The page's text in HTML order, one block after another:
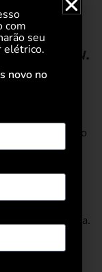
solar ou
a
afirmou.
com quatro
em geração
e
a Ludfor
empresas,
livre de energia.
direta entre
portanto a
com
seu
elétrico.
novo no